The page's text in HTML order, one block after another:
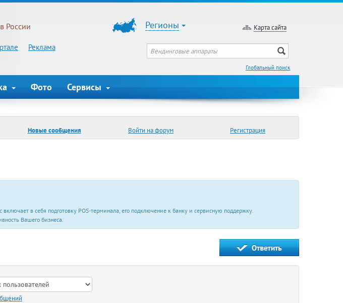
России
Реклама
Регионы Карта сайта
Глобальный поиск
Фото Сервисы
Новые сообщения Войти на форум Регистрация
в себя подготовку POS-терминала, его подключение к банку и сервисную поддержку.
Вашего бизнеса.